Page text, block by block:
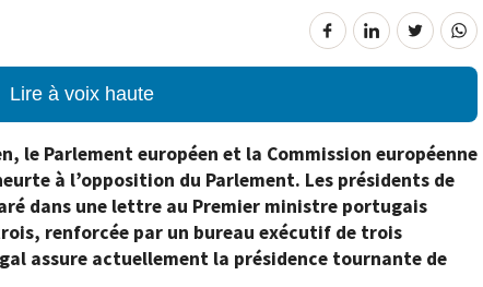
Lire à voix haute
le Parlement européen et la Commission européenne
à l’opposition du Parlement. Les présidents de
dans une lettre au Premier ministre portugais
renforcée par un bureau exécutif de trois
assure actuellement la présidence tournante de